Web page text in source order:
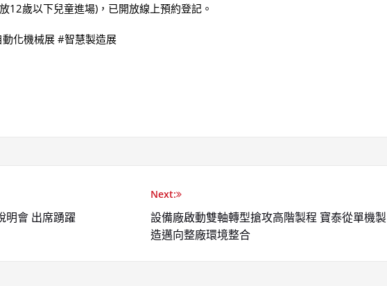
12歲以下兒童進場)，已開放線上預約登記。
化機械展 #智慧製造展
明會 出席踴躍
Next:
設備廠啟動雙軸轉型搶攻高階製程 寶泰從單機製
造邁向整廠環境整合